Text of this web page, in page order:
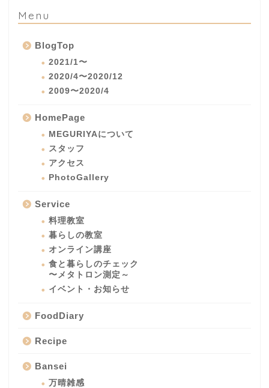
Menu
BlogTop
2021/1〜
2020/4〜2020/12
2009〜2020/4
HomePage
MEGURIYAについて
スタッフ
アクセス
PhotoGallery
Service
料理教室
暮らしの教室
オンライン講座
食と暮らしのチェック
〜メタトロン測定～
イベント・お知らせ
FoodDiary
Recipe
Bansei
万晴雑感